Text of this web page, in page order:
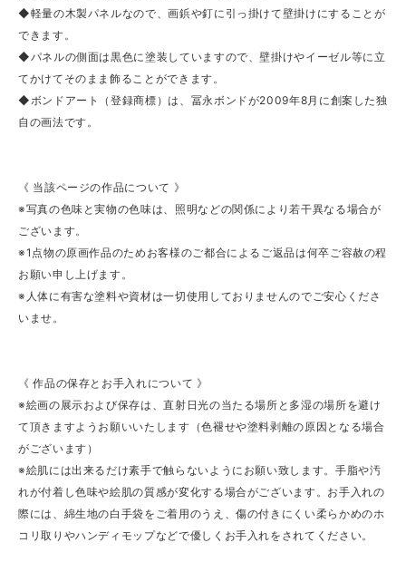
◆軽量の木製パネルなので、画鋲や釘に引っ掛けて壁掛けにすることが
できます。
◆パネルの側面は黒色に塗装していますので、壁掛けやイーゼル等に立
てかけてそのまま飾ることができます。
◆ボンドアート（登録商標）は、冨永ボンドが2009年8月に創案した独
自の画法です。
《 当該ページの作品について 》
※写真の色味と実物の色味は、照明などの関係により若干異なる場合が
ございます。
※1点物の原画作品のためお客様のご都合によるご返品は何卒ご容赦の程
お願い申し上げます。
※人体に有害な塗料や資材は一切使用しておりませんのでご安心くださ
いませ。
《 作品の保存とお手入れについて 》
※絵画の展示および保存は、直射日光の当たる場所と多湿の場所を避け
て頂きますようお願いいたします（色褪せや塗料剥離の原因となる場合
がございます）
※絵肌には出来るだけ素手で触らないようにお願い致します。手脂や汚
れが付着し色味や絵肌の質感が変化する場合がございます。お手入れの
際には、綿生地の白手袋をご着用のうえ、傷の付きにくい柔らかめのホ
コリ取りやハンディモップなどで優しくお手入れをされてください。